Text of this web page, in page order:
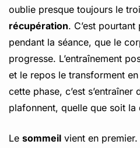
oublie presque toujours le
récupération. C’est
pendant la séance, que le
progresse. L’entraînement
et le repos le transforment
cette phase, c’est
plafonnent, quelle que soit la
Le sommeil vient en